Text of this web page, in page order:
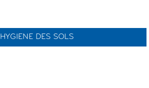
HYGIENE DES SOLS